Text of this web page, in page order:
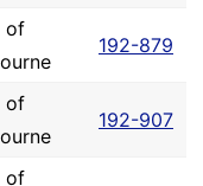
of
192-879
of
192-907
of